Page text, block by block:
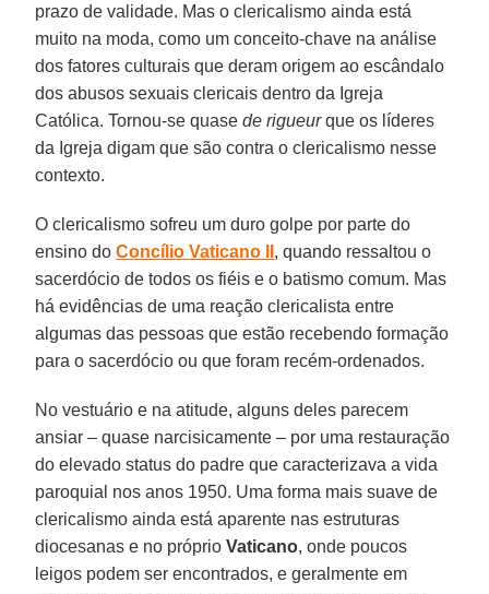
prazo de validade. Mas o clericalismo ainda está
muito na moda, como um conceito-chave na análise
dos fatores culturais que deram origem ao escândalo
dos abusos sexuais clericais dentro da Igreja
Católica. Tornou-se quasede rigueurque os líderes
da Igreja digam que são contra o clericalismo nesse
contexto.
O clericalismo sofreu um duro golpe por parte do
ensino doConcílio Vaticano II , quando ressaltou o
sacerdócio de todos os fiéis e o batismo comum. Mas
há evidências de uma reação clericalista entre
algumas das pessoas que estão recebendo formação
para o sacerdócio ou que foram recém-ordenados.
No vestuário e na atitude, alguns deles parecem
ansiar – quase narcisicamente – por uma restauração
do elevado status do padre que caracterizava a vida
paroquial nos anos 1950. Uma forma mais suave de
clericalismo ainda está aparente nas estruturas
diocesanas e no próprioVaticano, onde poucos
leigos podem ser encontrados, e geralmente em